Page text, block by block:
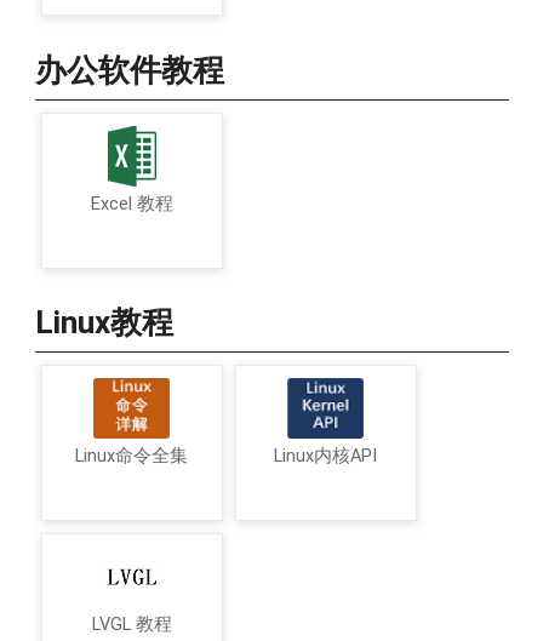
办公软件教程
Excel 教程
Linux教程
Linux命令全集 Linux内核API
LVGL 教程